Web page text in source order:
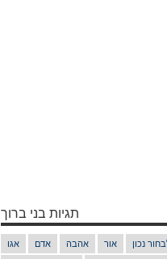
תגיות בני ברוך
אגו אדם אהבה אור נכון